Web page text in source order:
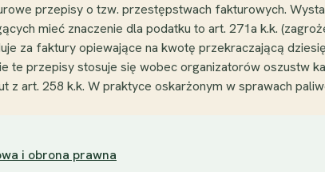
przepisy o tzw. przestępstwach fakturowych.
mieć znaczenie dla podatku to art. 271a k.k.
za faktury opiewające na kwotę przekraczającą
te przepisy stosuje się wobec organizatorów oszustw
art. 258 k.k. W praktyce oskarżonym w sprawach
i obrona prawna